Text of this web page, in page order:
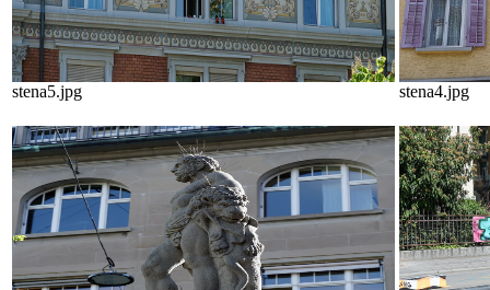
stena5.jpg stena4.jpg